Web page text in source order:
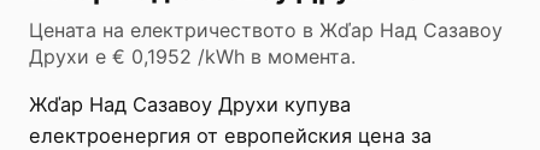
Цената на електричеството в Жďар Над Сазавоу
Друхи е € 0,1952 /kWh в момента.
Жďар Над Сазавоу Друхи купува
електроенергия от европейския цена за